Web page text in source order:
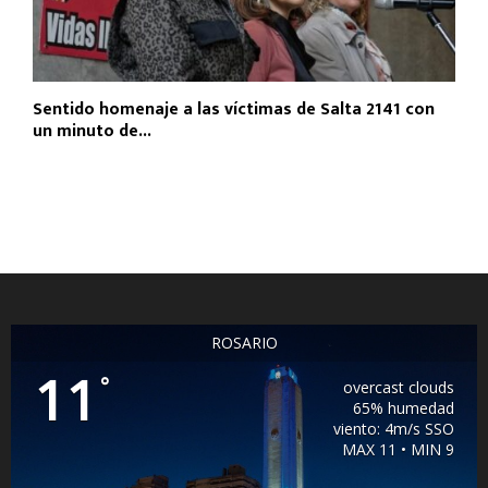
Sentido homenaje a las víctimas de Salta 2141 con
un minuto de...
ROSARIO
11 °
overcast clouds
65% humedad
viento: 4m/s SSO
MAX 11 • MIN 9